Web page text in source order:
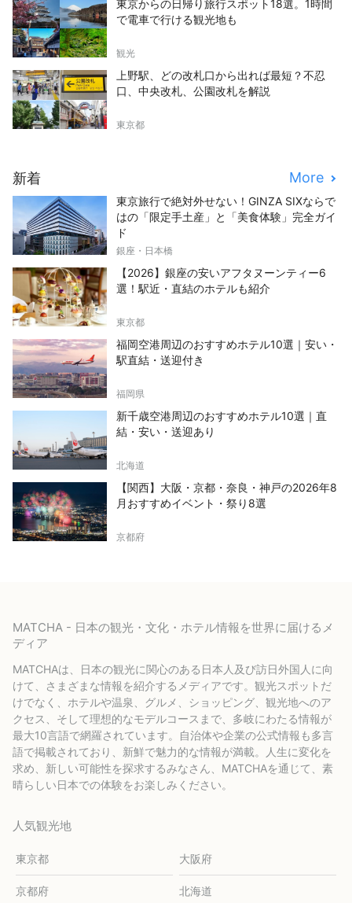
東京からの日帰り旅行スポット18選。1時間
で電車で行ける観光地も
観光
上野駅、どの改札口から出れば最短？不忍
口、中央改札、公園改札を解説
東京都
新着 More
東京旅行で絶対外せない！GINZA SIXならで
はの「限定手土産」と「美食体験」完全ガイ
ド
銀座・日本橋
【2026】銀座の安いアフタヌーンティー6
選！駅近・直結のホテルも紹介
東京都
福岡空港周辺のおすすめホテル10選｜安い・
駅直結・送迎付き
福岡県
新千歳空港周辺のおすすめホテル10選｜直
結・安い・送迎あり
北海道
【関西】大阪・京都・奈良・神戸の2026年8
月おすすめイベント・祭り8選
京都府
MATCHA - 日本の観光・文化・ホテル情報を世界に届けるメ
ディア
MATCHAは、日本の観光に関心のある日本人及び訪日外国人に向
けて、さまざまな情報を紹介するメディアです。観光スポットだ
けでなく、ホテルや温泉、グルメ、ショッピング、観光地へのア
クセス、そして理想的なモデルコースまで、多岐にわたる情報が
最大10言語で網羅されています。自治体や企業の公式情報も多言
語で掲載されており、新鮮で魅力的な情報が満載。人生に変化を
求め、新しい可能性を探求するみなさん、MATCHAを通じて、素
晴らしい日本での体験をお楽しみください。
人気観光地
東京都 大阪府
京都府 北海道